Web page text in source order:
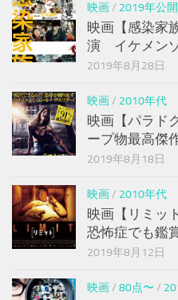
映画/ 2019年公開
映画【感染家
演 イケメン
2019年8月28日
映画/ 2010年代
映画【パラド
ープ物最高傑
2019年8月18日
映画/ 2010年代
映画【リミッ
恐怖症でも鑑
2019年8月12日
映画/ 80点〜 /